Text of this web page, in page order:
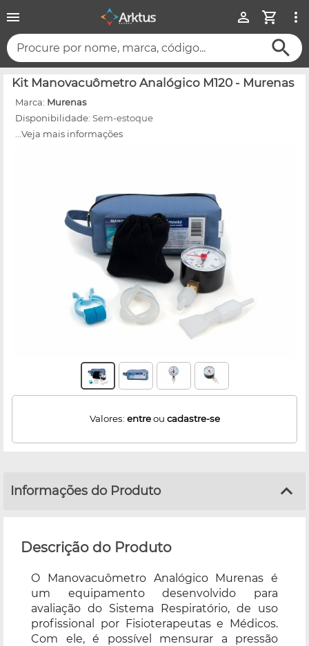
Procure por nome, marca, código...
Kit Manovacuômetro Analógico M120 - Murenas
Marca: Murenas
Disponibilidade: Sem-estoque
...Veja mais informações
Valores: entreou cadastre-se
Informações do Produto
Descrição do Produto
O Manovacuômetro Analógico Murenas é
um equipamento desenvolvido para
avaliação do Sistema Respiratório, de uso
profissional por Fisioterapeutas e Médicos.
Com ele, é possível mensurar a pressão